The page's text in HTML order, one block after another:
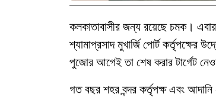
কলকাতাবাসীর জন্য রয়েছে চমক।
শ্যামাপ্রসাদ মুখার্জি পোর্ট কর্তৃপক্ষের
পুজোর আগেই তা শেষ করার টার্গেট
গত বছর শহর বন্দর কর্তৃপক্ষ এবং